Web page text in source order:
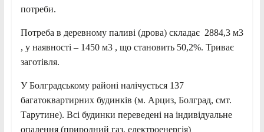
потреби.
Потреба в деревному паливі (дрова) складає 2884,3 м3
, у наявності – 1450 м3 , що становить 50,2%. Триває
заготівля.
У Болградському районі налічується 137
багатоквартирних будинків (м. Арциз, Болград, смт.
Тарутине). Всі будинки переведені на індивідуальне
опалення (природний газ, електроенергія)